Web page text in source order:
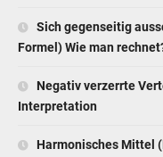
Sich gegenseitig
Formel) Wie man
Negativ verzerrte
Interpretation
Harmonisches Mittel